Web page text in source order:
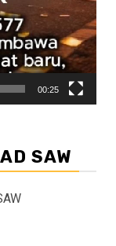
00:25
SAW